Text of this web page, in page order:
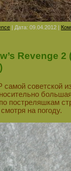
| Дата: 09.04.2012 |
Revenge 2
самой советской
постреляшкам
на погоду.